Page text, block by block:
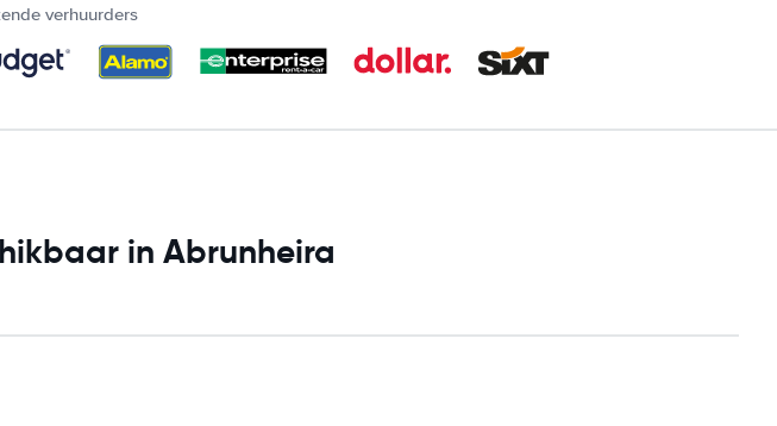
verhuurders
in Abrunheira